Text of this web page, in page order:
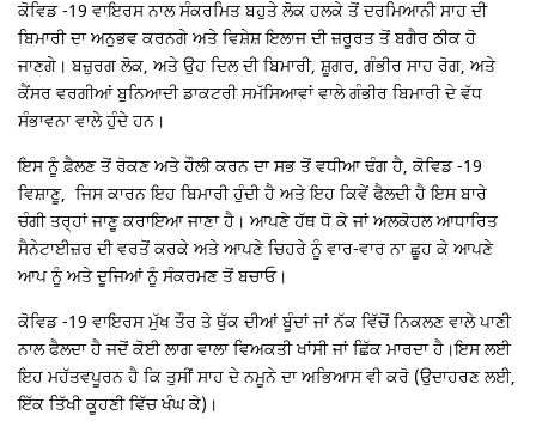
ਕੋਵਿਡ -19 ਵਾਇਰਸ ਨਾਲ ਸੰਕਰਮਿਤ ਬਹੁਤੇ ਲੋਕ ਹਲਕੇ ਤੋਂ ਦਰਮਿਆਨੀ ਸਾਹ ਦੀ
ਬਿਮਾਰੀ ਦਾ ਅਨੁਭਵ ਕਰਨਗੇ ਅਤੇ ਵਿਸ਼ੇਸ਼ ਇਲਾਜ ਦੀ ਜ਼ਰੂਰਤ ਤੋਂ ਬਗੈਰ ਠੀਕ ਹੋ
ਜਾਣਗੇ। ਬਜ਼ੁਰਗ ਲੋਕ, ਅਤੇ ਉਹ ਦਿਲ ਦੀ ਬਿਮਾਰੀ, ਸ਼ੂਗਰ, ਗੰਭੀਰ ਸਾਹ ਰੋਗ, ਅਤੇ
ਕੈਂਸਰ ਵਰਗੀਆਂ ਬੁਨਿਆਦੀ ਡਾਕਟਰੀ ਸਮੱਸਿਆਵਾਂ ਵਾਲੇ ਗੰਭੀਰ ਬਿਮਾਰੀ ਦੇ ਵੱਧ
ਸੰਭਾਵਨਾ ਵਾਲੇ ਹੁੰਦੇ ਹਨ।
ਇਸ ਨੂੰ ਫ਼ੈਲਣ ਤੋਂ ਰੋਕਣ ਅਤੇ ਹੌਲੀ ਕਰਨ ਦਾ ਸਭ ਤੋਂ ਵਧੀਆ ਢੰਗ ਹੈ, ਕੋਵਿਡ -19
ਵਿਸ਼ਾਣੂ, ਜਿਸ ਕਾਰਨ ਇਹ ਬਿਮਾਰੀ ਹੁੰਦੀ ਹੈ ਅਤੇ ਇਹ ਕਿਵੇਂ ਫੈਲਦੀ ਹੈ ਇਸ ਬਾਰੇ
ਚੰਗੀ ਤਰ੍ਹਾਂ ਜਾਣੂ ਕਰਾਇਆ ਜਾਣਾ ਹੈ। ਆਪਣੇ ਹੱਥ ਧੋ ਕੇ ਜਾਂ ਅਲਕੋਹਲ ਆਧਾਰਿਤ
ਸੈਨੇਟਾਈਜ਼ਰ ਦੀ ਵਰਤੋਂ ਕਰਕੇ ਅਤੇ ਆਪਣੇ ਚਿਹਰੇ ਨੂੰ ਵਾਰ-ਵਾਰ ਨਾ ਛੂਹ ਕੇ ਆਪਣੇ
ਆਪ ਨੂੰ ਅਤੇ ਦੂਜਿਆਂ ਨੂੰ ਸੰਕਰਮਣ ਤੋਂ ਬਚਾਓ।
ਕੋਵਿਡ -19 ਵਾਇਰਸ ਮੁੱਖ ਤੌਰ ਤੇ ਥੁੱਕ ਦੀਆਂ ਬੂੰਦਾਂ ਜਾਂ ਨੱਕ ਵਿੱਚੋਂ ਨਿਕਲਣ ਵਾਲੇ ਪਾਣੀ
ਨਾਲ ਫੈਲਦਾ ਹੈ ਜਦੋਂ ਕੋਈ ਲਾਗ ਵਾਲਾ ਵਿਅਕਤੀ ਖਾਂਸੀ ਜਾਂ ਛਿੱਕ ਮਾਰਦਾ ਹੈ।ਇਸ ਲਈ
ਇਹ ਮਹੱਤਵਪੂਰਨ ਹੈ ਕਿ ਤੁਸੀਂ ਸਾਹ ਦੇ ਨਮੂਨੇ ਦਾ ਅਭਿਆਸ ਵੀ ਕਰੋ (ਉਦਾਹਰਣ ਲਈ,
ਇੱਕ ਤਿੱਖੀ ਕੂਹਣੀ ਵਿੱਚ ਖੰਘ ਕੇ)।